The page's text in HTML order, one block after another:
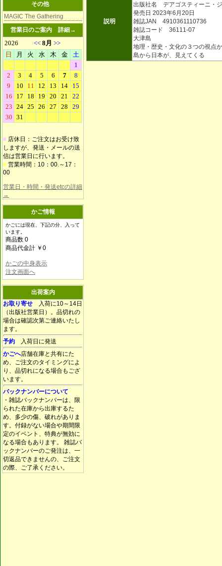
その他
MAGIC The Gathering
営業日のご案内 詳細→
■ 店休日：ご注文はお受け致
しますが、発送・メールの送
信は営業日に行います。
■ 営業時間：10：00.～17：
00
営業日・時間・発送etcの詳細
→
かご情報
かごには現在、下記の分、入って
います。
商品数 0
商品代金計 ￥0
かごの中身表示
注文画面へ
出荷案内
お取り寄せ 入荷に10～14日
（出版社営業日）。品切れの
場合は確認次第ご連絡いたし
ます。
予約 入荷日に発送
かごへ店舗在庫と共有にた
め、ご注文のタイミングによ
り、品切れになる場合もござ
います。
バックナンバーについて
・雑誌バックナンバーは、限
られた在庫から出庫するた
め、多少の傷、破れがありま
す。付録がない場合や期間限
定のイベント、特典が無効に
なる場合もあります。 雑誌バ
ックナンバーのご発注は、一
切返品できませんの、ご注文
の際、ご了承ください。
説明
出版社名 デアゴスティーニ・
発売日 2023年6月20日
雑誌JAN 4910361110736
雑誌コード 36111-07
大津島
地理・歴史・文化の３つの視点
島から日本が、見えてくる